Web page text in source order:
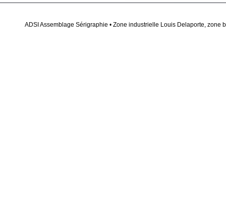
ADSI Assemblage Sérigraphie • Zone industrielle Louis Delaporte, zone